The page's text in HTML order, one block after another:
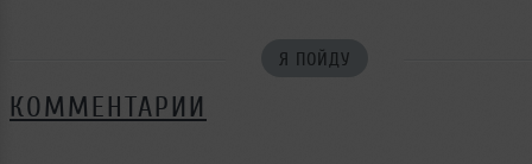
Я ПОЙДУ
КОММЕНТАРИИ